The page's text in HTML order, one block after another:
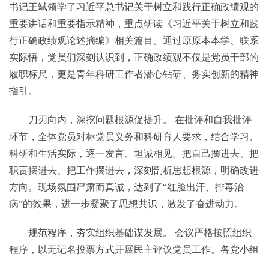
书记王斌领学了习近平总书记关于树立和践行正确政绩观的
重要讲话和重要指示精神，重点研读《习近平关于树立和践
行正确政绩观论述摘编》相关篇目。通过原原本本学、联系
实际悟，党员们深刻认识到，正确政绩观不仅是党员干部的
履职标尺，更是青年科研工作者潜心钻研、务实创新的精神
指引。
刀刃向内，深挖问题根源促提升。 在批评和自我批评
环节，全体党员对标党员义务和科研育人要求，结合学习、
科研和生活实际，逐一发言、坦诚相见。把自己摆进去、把
职责摆进去、把工作摆进去，深刻剖析思想根源，明确改进
方向。现场氛围严肃而真诚，达到了“红脸出汗、排毒治
病”的效果，进一步凝聚了思想共识，激发了奋进动力。
规范程序，夯实组织基础谋发展。 会议严格按照组织
程序，以无记名投票方式开展民主评议党员工作。各党小组